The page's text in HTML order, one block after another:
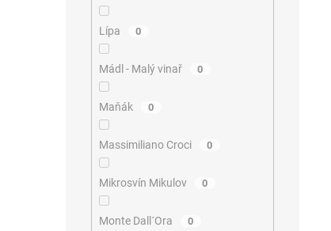
Lípa 0
Mádl - Malý vinař 0
Maňák 0
Massimiliano Croci 0
Mikrosvín Mikulov 0
Monte Dall´Ora 0